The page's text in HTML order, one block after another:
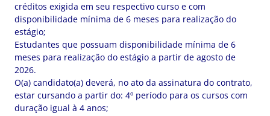
créditos exigida em seu respectivo curso e com
disponibilidade mínima de 6 meses para realização do
estágio;
Estudantes que possuam disponibilidade mínima de 6
meses para realização do estágio a partir de agosto de
2026.
O(a) candidato(a) deverá, no ato da assinatura do contrato,
estar cursando a partir do: 4º período para os cursos com
duração igual à 4 anos;